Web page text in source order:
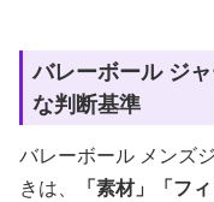
バレーボール ジ
な判断基準
バレーボール メンズ
きは、
「素材」「フ